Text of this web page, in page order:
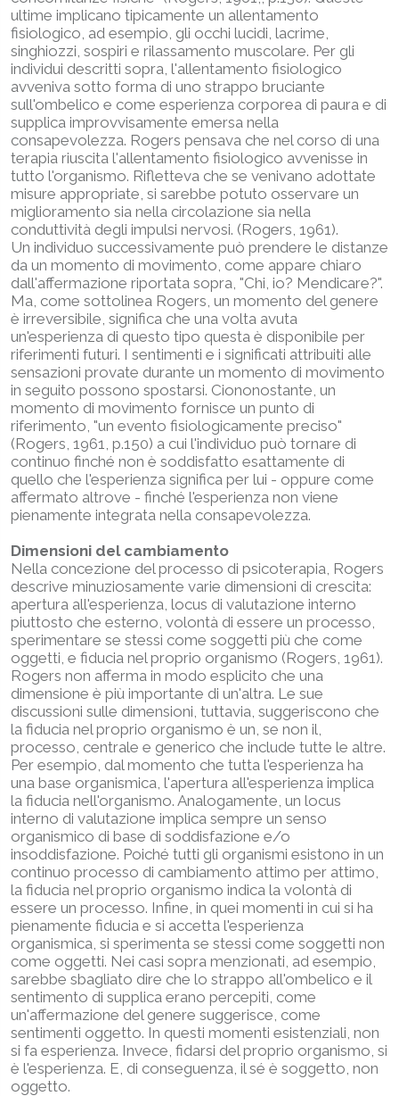
ultime implicano tipicamente un allentamento
fisiologico, ad esempio, gli occhi lucidi, lacrime,
singhiozzi, sospiri e rilassamento muscolare. Per gli
individui descritti sopra, l'allentamento fisiologico
avveniva sotto forma di uno strappo bruciante
sull'ombelico e come esperienza corporea di paura e di
supplica improvvisamente emersa nella
consapevolezza. Rogers pensava che nel corso di una
terapia riuscita l'allentamento fisiologico avvenisse in
tutto l'organismo. Rifletteva che se venivano adottate
misure appropriate, si sarebbe potuto osservare un
miglioramento sia nella circolazione sia nella
conduttività degli impulsi nervosi. (Rogers, 1961).
Un individuo successivamente può prendere le distanze
da un momento di movimento, come appare chiaro
dall'affermazione riportata sopra, "Chi, io? Mendicare?".
Ma, come sottolinea Rogers, un momento del genere
è irreversibile, significa che una volta avuta
un'esperienza di questo tipo questa è disponibile per
riferimenti futuri. I sentimenti e i significati attribuiti alle
sensazioni provate durante un momento di movimento
in seguito possono spostarsi. Ciononostante, un
momento di movimento fornisce un punto di
riferimento, "un evento fisiologicamente preciso"
(Rogers, 1961, p.150) a cui l'individuo può tornare di
continuo finché non è soddisfatto esattamente di
quello che l'esperienza significa per lui - oppure come
affermato altrove - finché l'esperienza non viene
pienamente integrata nella consapevolezza.
Dimensioni del cambiamento
Nella concezione del processo di psicoterapia, Rogers
descrive minuziosamente varie dimensioni di crescita:
apertura all'esperienza, locus di valutazione interno
piuttosto che esterno, volontà di essere un processo,
sperimentare se stessi come soggetti più che come
oggetti, e fiducia nel proprio organismo (Rogers, 1961).
Rogers non afferma in modo esplicito che una
dimensione è più importante di un'altra. Le sue
discussioni sulle dimensioni, tuttavia, suggeriscono che
la fiducia nel proprio organismo è un, se non il,
processo, centrale e generico che include tutte le altre.
Per esempio, dal momento che tutta l'esperienza ha
una base organismica, l'apertura all'esperienza implica
la fiducia nell'organismo. Analogamente, un locus
interno di valutazione implica sempre un senso
organismico di base di soddisfazione e/o
insoddisfazione. Poiché tutti gli organismi esistono in un
continuo processo di cambiamento attimo per attimo,
la fiducia nel proprio organismo indica la volontà di
essere un processo. Infine, in quei momenti in cui si ha
pienamente fiducia e si accetta l'esperienza
organismica, si sperimenta se stessi come soggetti non
come oggetti. Nei casi sopra menzionati, ad esempio,
sarebbe sbagliato dire che lo strappo all'ombelico e il
sentimento di supplica erano percepiti, come
un'affermazione del genere suggerisce, come
sentimenti oggetto. In questi momenti esistenziali, non
si fa esperienza. Invece, fidarsi del proprio organismo, si
è l'esperienza. E, di conseguenza, il sé è soggetto, non
oggetto.